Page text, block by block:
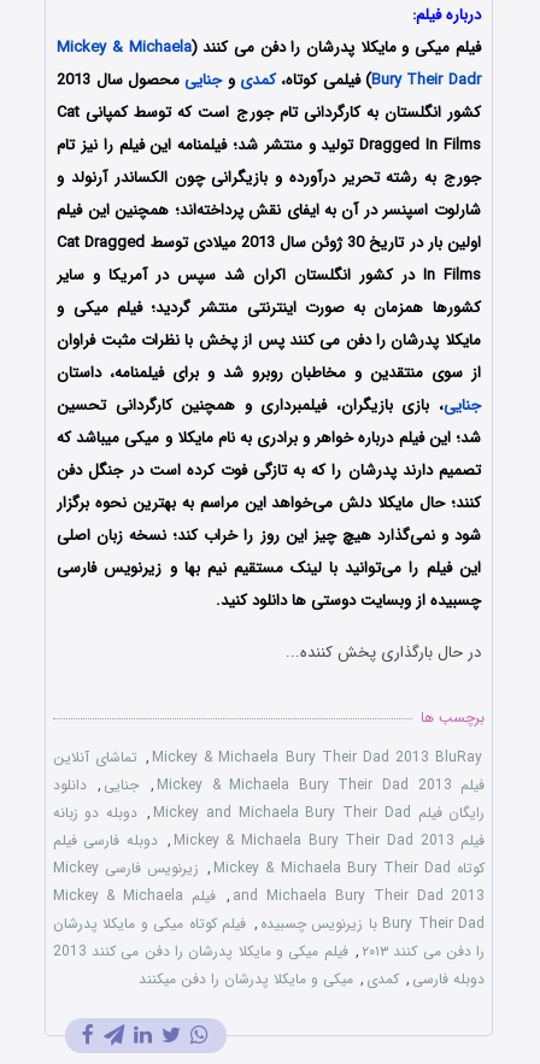
درباره فیلم:
فیلم میکی و مایکلا پدرشان را دفن می کنند (Mickey & Michaela
Bury Their Dadr) فیلمی کوتاه،کمدی وجنایی
محصول سال 2013
کشور انگلستان به کارگردانی تام جورج است که توسط کمپانی Cat
Dragged In Films تولید و منتشر شد؛ فیلمنامه این فیلم را نیز تام
جورج به رشته تحریر درآورده و بازیگرانی چون الکساندر آرنولد و
شارلوت اسپنسر در آن به ایفای نقش پرداخته‌اند؛ همچنین این فیلم
اولین بار در تاریخ 30 ژوئن سال 2013 میلادی توسط Cat Dragged
In Films در کشور انگلستان اکران شد سپس در آمریکا و سایر
کشورها همزمان به صورت اینترنتی منتشر گردید؛ فیلم میکی و
مایکلا پدرشان را دفن می کنند پس از پخش با نظرات مثبت فراوان
از سوی منتقدین و مخاطبان روبرو شد و برای فیلمنامه، داستان
جنایی، بازی بازیگران، فیلمبرداری و همچنین کارگردانی تحسین
شد؛ این فیلم درباره خواهر و برادری به نام مایکلا و میکی می‎باشد که
تصمیم دارند پدرشان را که به تازگی فوت کرده است در جنگل دفن
کنند؛ حال مایکلا دلش می‌خواهد این مراسم به بهترین نحوه برگزار
شود و نمی‌گذارد هیچ چیز این روز را خراب کند؛ نسخه زبان اصلی
این فیلم را می‌توانید با لینک مستقیم نیم بها و زیرنویس فارسی
چسبیده از وبسایت دوستی ها دانلود کنید.
در حال بارگذاری پخش کننده...
برچسب ها
Mickey & Michaela Bury Their Dad 2013 BluRay
, تماشای آنلاین
فیلم Mickey & Michaela Bury Their Dad 2013
, جنایی , دانلود
رایگان فیلم Mickey and Michaela Bury Their Dad
, دوبله دو زبانه
فیلم Mickey & Michaela Bury Their Dad 2013
, دوبله فارسی فیلم
کوتاه Mickey & Michaela Bury Their Dad
,
زیرنویس فارسی Mickey
and Michaela Bury Their Dad 2013
,
فیلم Mickey & Michaela
Bury Their Dad با زیرنویس چسبیده
, فیلم کوتاه میکی و مایکلا پدرشان
را دفن می کنند ۲۰۱۳
,
فیلم میکی و مایکلا پدرشان را دفن می کنند 2013
دوبله فارسی , کمدی , میکی و مایکلا پدرشان را دفن میکنند